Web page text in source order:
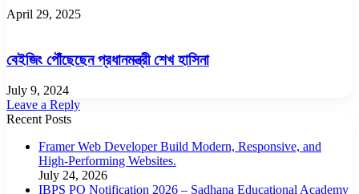
April 29, 2025
বেইজিং পৌঁছেছেন প্রধানমন্ত্রী শেখ হাসিনা
July 9, 2024
Leave a Reply
Recent Posts
Framer Web Developer Build Modern, Responsive, and
High-Performing Websites.
July 24, 2026
IBPS PO Notification 2026 – Sadhana Educational Academy